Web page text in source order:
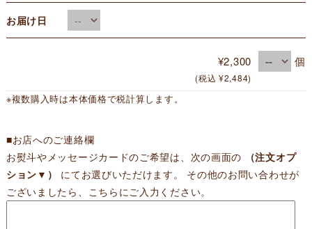
お届け日
¥2,300
(税込 ¥2,484)
個
※複数購入時は本体価格で税計算します。
■お店へのご連絡欄
お熨斗やメッセージカードのご希望は、次の画面の
（注文オプ
ション▼）
にてお選びいただけます。 その他のお問い合わせが
ございましたら、こちらにご入力ください。